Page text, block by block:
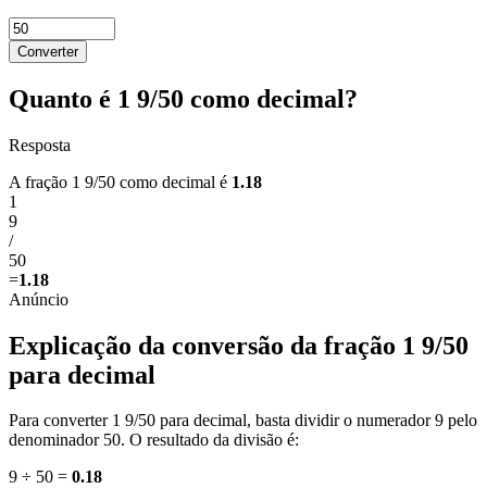
Converter
Quanto é 1 9/50 como decimal?
Resposta
A fração 1 9/50 como decimal é 1.18
1
9
/
50
=1.18
Explicação da conversão da fração 1 9/50
para decimal
Para converter 1 9/50 para decimal, basta dividir o numerador 9 pelo
denominador 50. O resultado da divisão é:
9 ÷ 50 = 0.18